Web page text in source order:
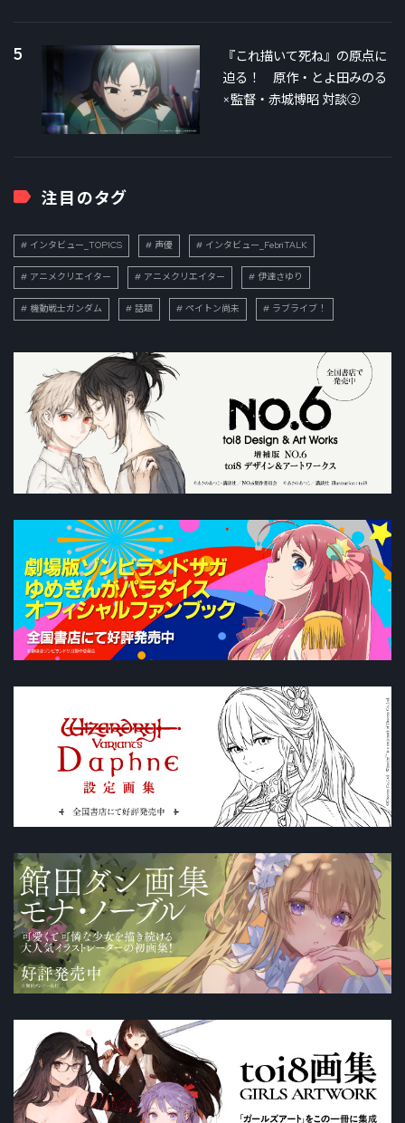
5
『これ描いて死ね』の原点に
迫る！ 原作・とよ田みのる
×監督・赤城博昭 対談②
注目のタグ
インタビュー_TOPICS 声優 インタビュー_FebriTALK
アニメクリエイター アニメクリエイター 伊達さゆり
機動戦士ガンダム 話題 ペイトン尚未 ラブライブ！